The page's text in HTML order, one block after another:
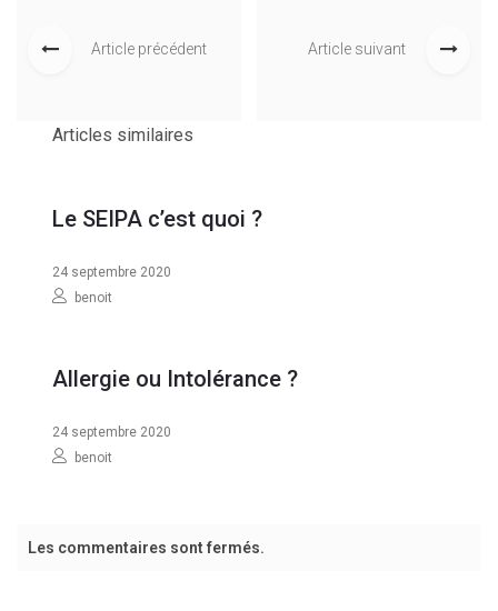
Article suivant
Article précédent
Articles similaires
Le SEIPA c’est quoi ?
24 septembre 2020
benoit
Allergie ou Intolérance ?
24 septembre 2020
benoit
Les commentaires sont fermés.